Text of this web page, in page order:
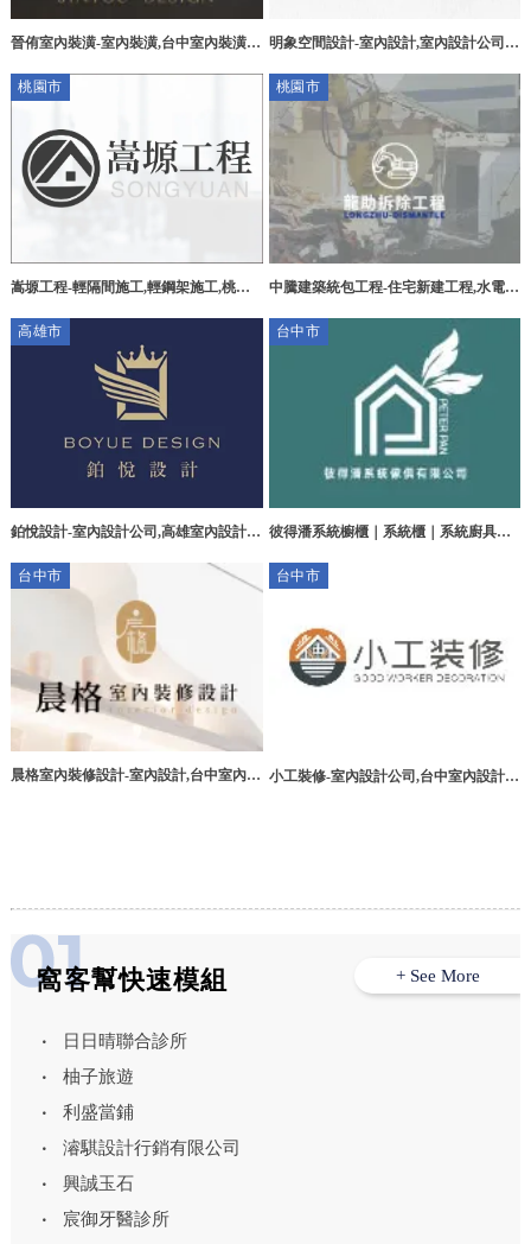
晉侑室內裝潢-室內裝潢,台中室內裝潢,
明象空間設計-室內設計,室內設計公司,
桃園市
嵩塬工程-輕隔間施工,輕鋼架施工,桃園
間施工,楊梅區輕鋼架施工
桃園市
中騰建築統包工程-住宅新建工程,水電工
溪住宅新建工程
高雄市
鉑悅設計-室內設計公司,高雄室內設計公
台中市
彼得潘系統櫥櫃｜系統櫃｜系統廚具｜
統廚具｜苗栗系統櫥櫃｜苗栗系統廚具
台中市
晨格室內裝修設計-室內設計,台中室內設
台中市
小工裝修-室內設計公司,台中室內設計公
窩客幫快速模組
日日晴聯合診所
柚子旅遊
利盛當鋪
濬騏設計行銷有限公司
興誠玉石
宸御牙醫診所
+ See More